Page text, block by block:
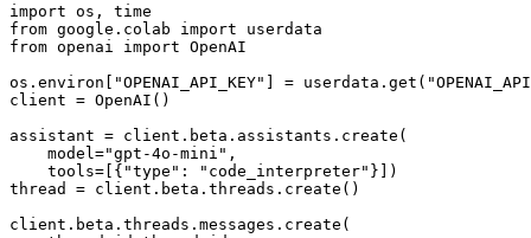
import os, time
from google.colab import userdata
from openai import OpenAI
os.environ["OPENAI_API_KEY"] =
client = OpenAI()
assistant = client.beta.assistants.create(
    model="gpt-4o-mini",
    tools=[{"type": "code_interpreter"}])
thread = client.beta.threads.create()
client.beta.threads.messages.create(